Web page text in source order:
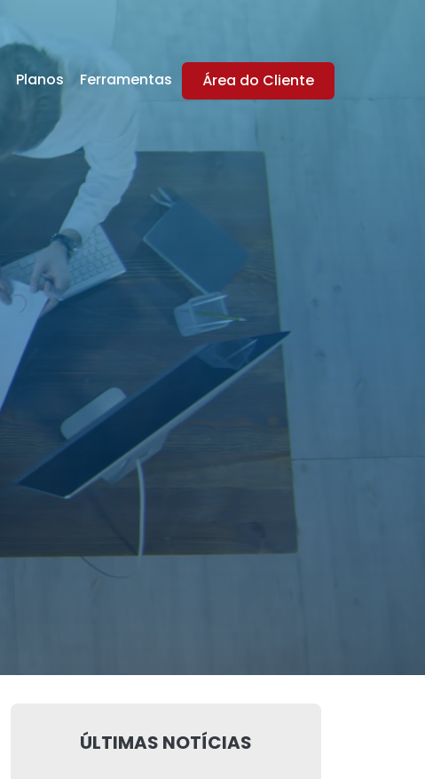
Planos Ferramentas Área do Cliente
ÚLTIMAS NOTÍCIAS